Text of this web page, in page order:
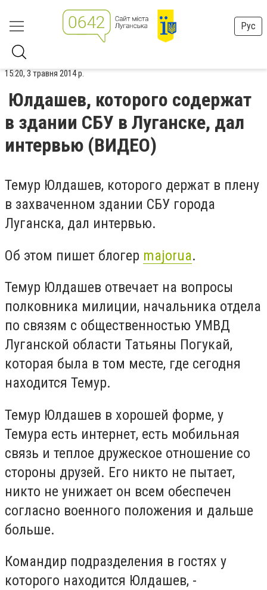
Рус
15:20, 3 травня 2014 р.
Юлдашев, которого содержат
в здании СБУ в Луганске, дал
интервью (ВИДЕО)
Темур Юлдашев, которого держат в плену
в захваченном здании СБУ города
Луганска, дал интервью.
Об этом пишет блогер majorua.
Темур Юлдашев отвечает на вопросы
полковника милиции, начальника отдела
по связям с общественностью УМВД
Луганской области Татьяны Погукай,
которая была в том месте, где сегодня
находится Темур.
Темур Юлдашев в хорошей форме, у
Темура есть интернет, есть мобильная
связь и теплое дружеское отношение со
стороны друзей. Его никто не пытает,
никто не унижает он всем обеспечен
согласно военного положения и дальше
больше.
Командир подразделения в гостях у
которого находится Юлдашев, -